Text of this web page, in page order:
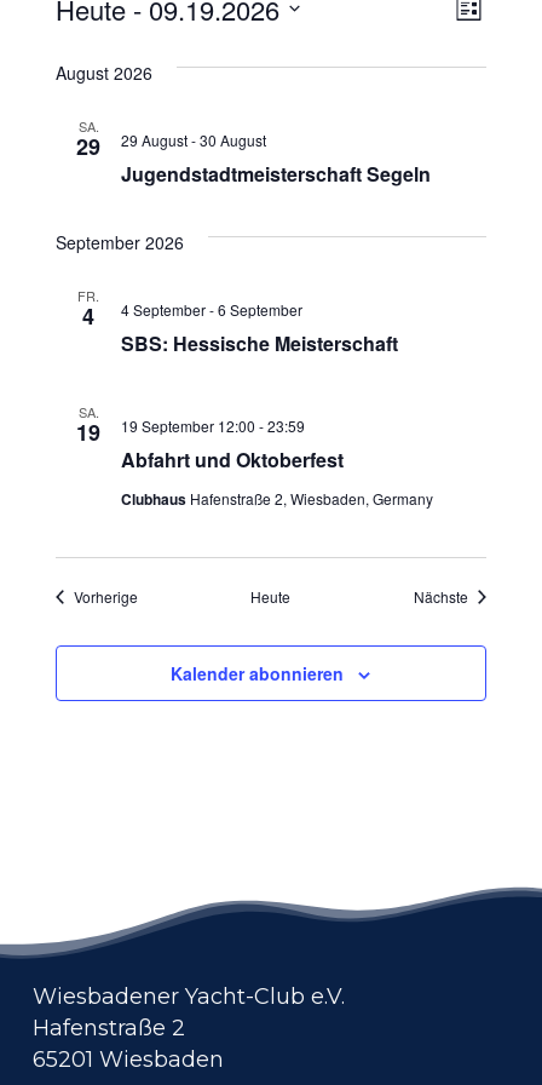
Veranstaltungen Liste
Heute - 09.19.2026
wählen.
August 2026
SA.
29
Jugendstadtmeisterschaft Segeln
29 August-30 August
September 2026
FR.
4
SBS: Hessische Meisterschaft
4 September-6 September
SA.
19
Abfahrt und Oktoberfest
19 September 12:00 -23:59
Clubhaus Hafenstraße 2, Wiesbaden, Germany
Vorherige Heute Nächste
Kalender abonnieren
Wiesbadener Yacht-Club e.V.
Hafenstraße 2
65201 Wiesbaden